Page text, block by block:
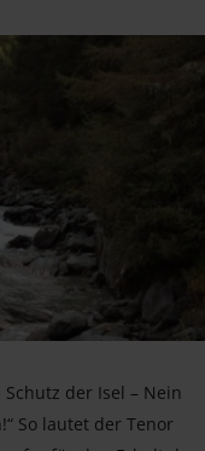
Schutz der Isel – Nein
So lautet der Tenor